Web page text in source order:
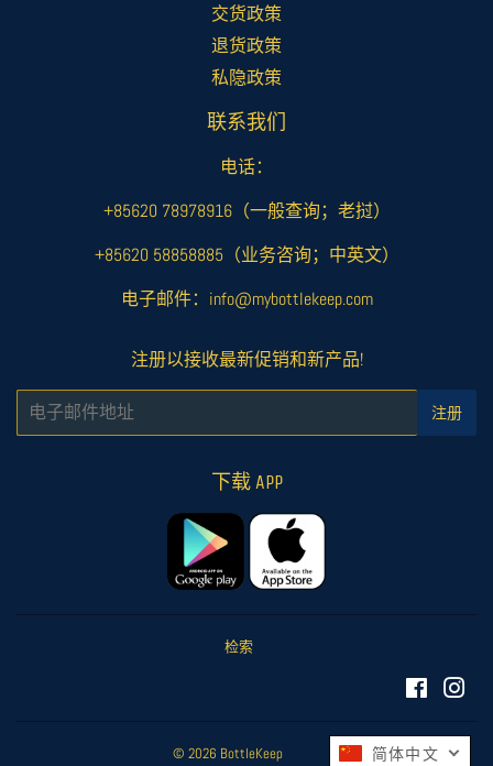
交货政策
退货政策
私隐政策
联系我们
电话：
+85620 78978916（一般查询；老挝）
+85620 58858885（业务咨询；中英文）
电子邮件：info@mybottlekeep.com
注册以接收最新促销和新产品!
电
注册
下载 APP
检索
Facebook
© 2026 BottleKeep 简体中文